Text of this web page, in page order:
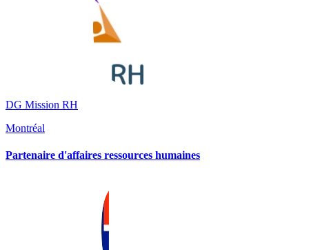
DG Mission RH
Montréal
Partenaire d'affaires ressources humaines